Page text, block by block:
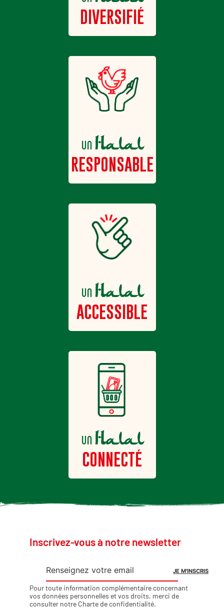
DIVERSIFIÉ
unHalal
RESPONSABLE
unHalal
ACCESSIBLE
unHalal
CONNECTÉ
Inscrivez-vous à notre newsletter
Pour toute information complémentaire concernant
vos données personnelles et vos droits, merci de
consulter notre Charte de confidentialité.